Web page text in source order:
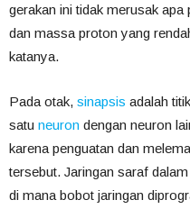
gerakan ini tidak merusak
dan massa proton yang
katanya.
Pada otak, sinapsis adalah
satu neuron dengan neuron
karena penguatan dan
tersebut. Jaringan saraf
di mana bobot jaringan